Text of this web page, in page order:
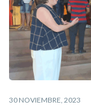
30 NOVIEMBRE, 2023